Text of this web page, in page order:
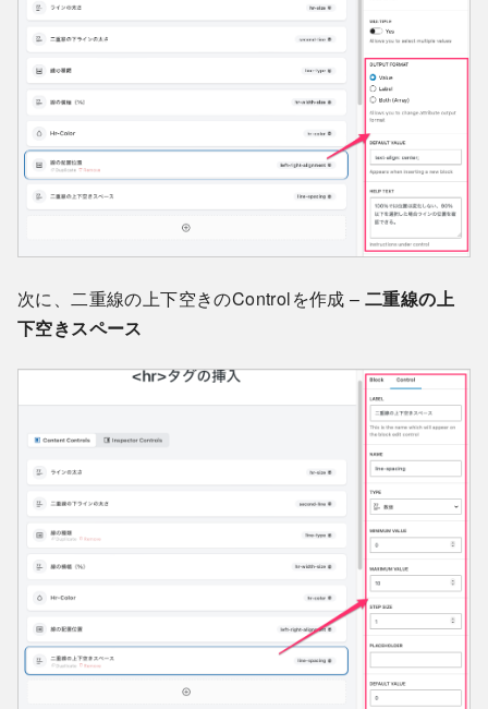
次に、二重線の上下空きのControlを作成 – 二重線の上
下空きスペース